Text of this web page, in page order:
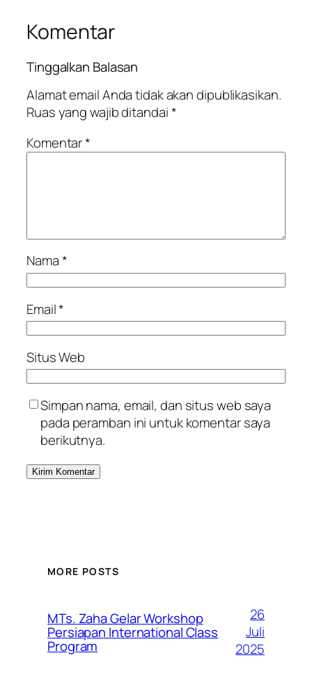
Komentar
Tinggalkan Balasan
Alamat email Anda tidak akan dipublikasikan.
Ruas yang wajib ditandai*
Komentar*
Nama*
Email*
Situs Web
Simpan nama, email, dan situs web saya
pada peramban ini untuk komentar saya
berikutnya.
MORE POSTS
MTs. Zaha Gelar Workshop
Persiapan International Class
Program
26
Juli
2025